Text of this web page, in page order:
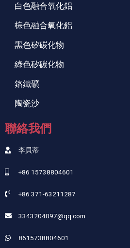
白色融合氧化鋁
棕色融合氧化鋁
黑色矽碳化物
綠色矽碳化物
鉻鐵礦
陶瓷沙
聯絡我們
李貝蒂
+86 15738804601
+86 371-63211287
3343204097@qq.com
8615738804601